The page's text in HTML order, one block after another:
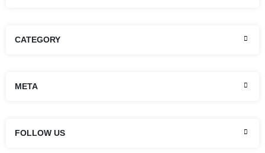
CATEGORY
META
FOLLOW US